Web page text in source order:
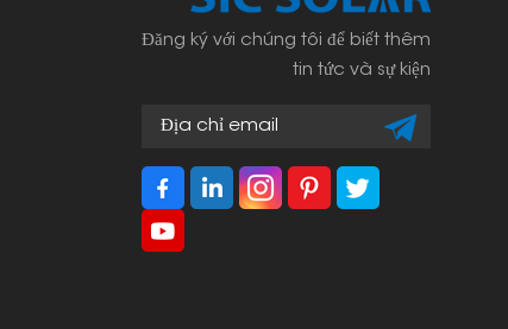
Đăng ký với chúng tôi để biết thêm
tin tức và sự kiện